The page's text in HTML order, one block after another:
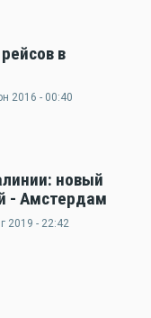
в
2016 - 00:40
новый
- Амстердам
2019 - 22:42